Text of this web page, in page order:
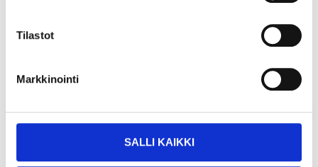
Tilastot
Markkinointi
SALLI KAIKKI
Pay & Collect in your local store within 2 hours!
Other customers also bought